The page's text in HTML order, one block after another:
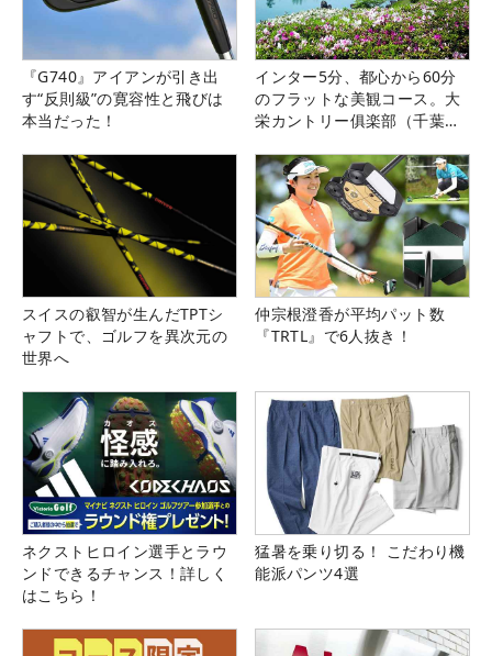
『G740』アイアンが引き出
す“反則級”の寛容性と飛びは
本当だった！
インター5分、都心から60分
のフラットな美観コース。大
栄カントリー俱楽部（千葉
スイスの叡智が生んだTPTシ
ャフトで、ゴルフを異次元の
世界へ
仲宗根澄香が平均パット数
『TRTL』で6人抜き！
ネクストヒロイン選手とラウ
ンドできるチャンス！詳しく
はこちら！
猛暑を乗り切る！ こだわり機
能派パンツ4選